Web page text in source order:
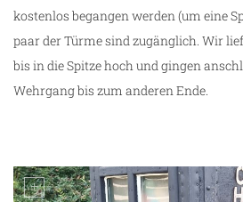
kostenlos begangen werden (um eine
paar der Türme sind zugänglich. Wir
bis in die Spitze hoch und gingen
Wehrgang bis zum anderen Ende.